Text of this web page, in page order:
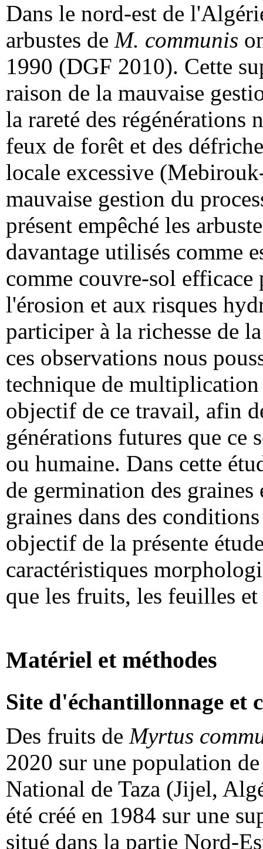
Dans le nord-est de
arbustes de M. communis
1990 (DGF 2010). Cette
raison de la mauvaise
la rareté des régénérations
feux de forêt et des
locale excessive
mauvaise gestion du
présent empêché les
davantage utilisés comme
comme couvre-sol efficace
l'érosion et aux risques
participer à la richesse de
ces observations nous
technique de multiplication
objectif de ce travail, afin
générations futures que
ou humaine. Dans cette
de germination des
graines dans des
objectif de la présente
caractéristiques
que les fruits, les feuilles et
Matériel et méthodes
Site d'échantillonnage et
Des fruits de Myrtus
2020 sur une population
National de Taza (Jijel,
été créé en 1984 sur une
situé dans la partie Nord-